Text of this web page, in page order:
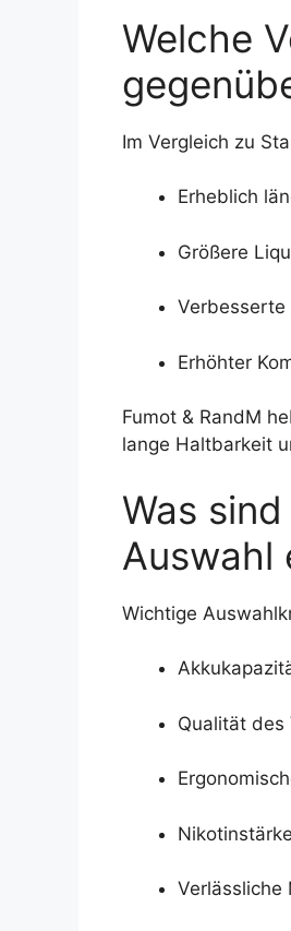
Welche
Im Vergleich zu
Erheblich
Größere
Verbesserte
Erhöhter
Fumot & RandM
lange Haltbarkeit
Was
Auswahl
Wichtige
Qualität des
Verlässliche